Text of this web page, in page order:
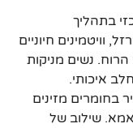
בתהליך
וויטמינים חיוניים
הרוח. נשים מניקות
איכותי.
בחומרים מזינים
שילוב של